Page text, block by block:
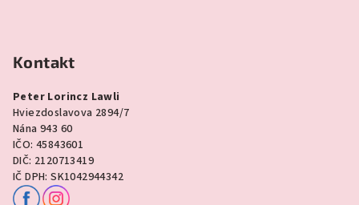
Kontakt
Peter Lorincz Lawli
Hviezdoslavova 2894/7
Nána 943 60
IČO: 45843601
DIČ: 2120713419
IČ DPH: SK1042944342